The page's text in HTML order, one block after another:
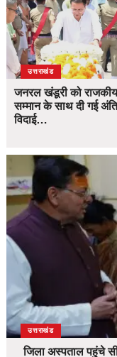
उत्तराखंड
जनरल खंडूरी को
सम्मान के साथ दी गई
विदाई…
उत्तराखंड
जिला अस्पताल पहुंचे